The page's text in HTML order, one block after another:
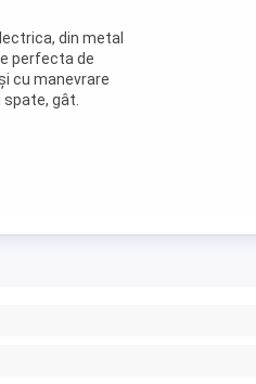
din metal
perfecta de
cu manevrare
gât.